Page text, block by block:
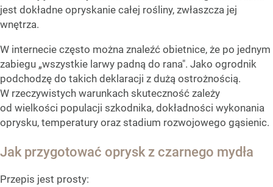
jest dokładne opryskanie całej rośliny, zwłaszcza jej
wnętrza.
W internecie często można znaleźć obietnice, że po jednym
zabiegu „wszystkie larwy padną do rana". Jako ogrodnik
podchodzę do takich deklaracji z dużą ostrożnością.
W rzeczywistych warunkach skuteczność zależy
od wielkości populacji szkodnika, dokładności wykonania
oprysku, temperatury oraz stadium rozwojowego gąsienic.
Jak przygotować oprysk z czarnego mydła
Przepis jest prosty: